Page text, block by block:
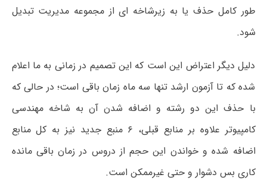
طور کامل حذف یا به زیرشاخه ای از مجموعه مدیریت تبدیل
شود.
دلیل دیگر اعتراض این است که این تصمیم در زمانی به ما اعلام
شده که تا آزمون ارشد تنها سه ماه زمان باقی است؛ در حالی که
با حذف این دو رشته و اضافه شدن آن به شاخه مهندسی
کامپیوتر علاوه بر منابع قبلی، ۶ منبع جدید نیز به کل منابع
اضافه شده و خواندن این حجم از دروس در زمان باقی مانده
کاری بس دشوار و حتی غیرممکن است.